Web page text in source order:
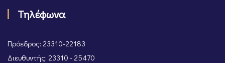
Τηλέφωνα
Πρόεδρος: 23310-22183
Διευθυντής: 23310 - 25470